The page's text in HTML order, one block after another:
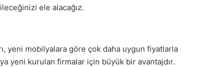
ele alacağız.
yeni mobilyalara göre çok daha uygun fiyatlarla
yeni kurulan firmalar için büyük bir avantajdır.